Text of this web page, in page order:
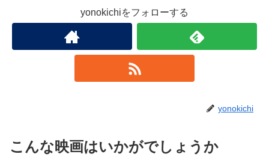
yonokichiをフォローする
yonokichi
こんな映画はいかがでしょうか